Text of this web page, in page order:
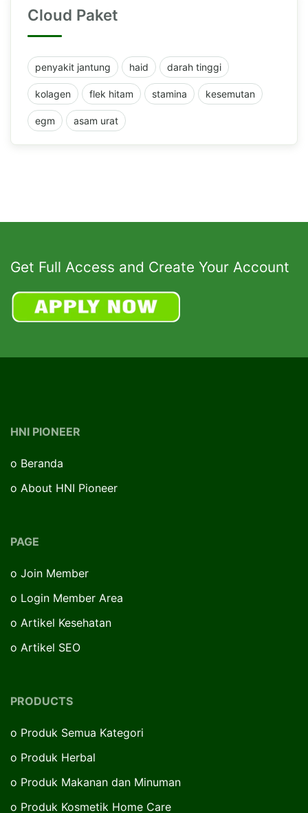
Cloud Paket
penyakit jantung haid darah tinggi
kolagen flek hitam stamina kesemutan
egm asam urat
Get Full Access and Create Your Account
HNI PIONEER
o Beranda
o About HNI Pioneer
PAGE
o Join Member
o Login Member Area
o Artikel Kesehatan
o Artikel SEO
PRODUCTS
o Produk Semua Kategori
o Produk Herbal
o Produk Makanan dan Minuman
o Produk Kosmetik Home Care